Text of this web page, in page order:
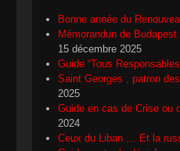
Bonne année du
Mémorandun de
15 décembre 2025
Guide “Tous
Saint Georges , patron
2025
Guide en cas de Crise ou
2024
Ceux du Liban … Et la